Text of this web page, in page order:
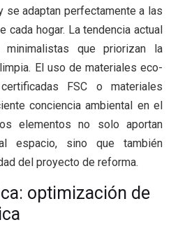
se adaptan perfectamente a las
hogar. La tendencia actual
que priorizan la
El uso de materiales eco-
FSC o materiales
conciencia ambiental en el
elementos no solo aportan
espacio, sino que también
del proyecto de reforma.
optimización de